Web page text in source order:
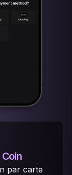
par carte